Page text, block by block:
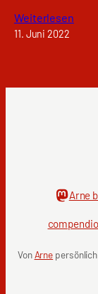
Weiterlesen
11. Juni 2022
Arne
VonArne